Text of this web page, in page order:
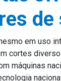
de
em uso
cortes
máquinas